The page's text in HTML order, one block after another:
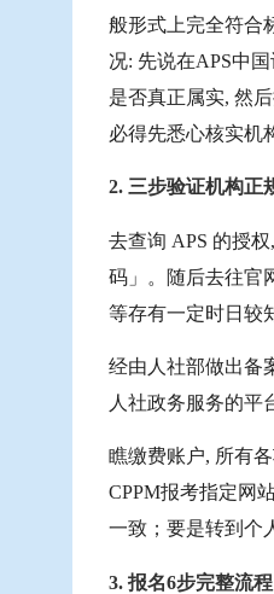
般形式上完全符合
况: 先说在APS中
是否真正属实, 然
必得先悉心核实机
2. 三步验证机构正
去查询 APS 的授
码」。随后去往官
等存有一定时日较
经由人社部做出备
人社政务服务的平
瞧缴费账户, 所有
CPPM报考指定网
一致；要是转到个
3. 报名6步完整流程